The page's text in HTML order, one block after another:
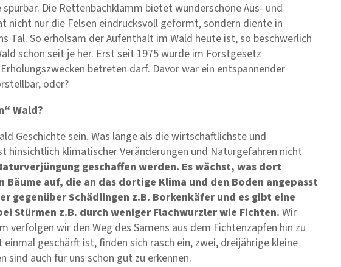
Die Rettenbachklamm bietet wunderschöne Aus- und
nicht nur die Felsen eindrucksvoll geformt, sondern diente in
Tal. So erholsam der Aufenthalt im Wald heute ist, so beschwerlich
schon seit je her. Erst seit 1975 wurde im Forstgesetz
betreten darf. Davor war ein entspannender
oder?
Wald?
Geschichte sein. Was lange als die wirtschaftlichste und
hinsichtlich klimatischer Veränderungen und Naturgefahren nicht
geschaffen werden. Es wächst, was dort
auf, die an das dortige Klima und den Boden angepasst
gegenüber Schädlingen z.B. Borkenkäfer und es gibt eine
Stürmen z.B. durch weniger Flachwurzler wie Fichten. Wir
verfolgen wir den Weg des Samens aus dem Fichtenzapfen hin zu
geschärft ist, finden sich rasch ein, zwei, dreijährige kleine
sind auch für uns schon gut zu erkennen.